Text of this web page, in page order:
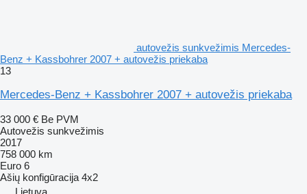
autovežis sunkvežimis Mercedes-
Benz + Kassbohrer 2007 + autovežis priekaba
13
Mercedes-Benz + Kassbohrer 2007 + autovežis priekaba
33 000 € Be PVM
Autovežis sunkvežimis
2017
758 000 km
Euro 6
Ašių konfigūracija 4x2
Lietuva